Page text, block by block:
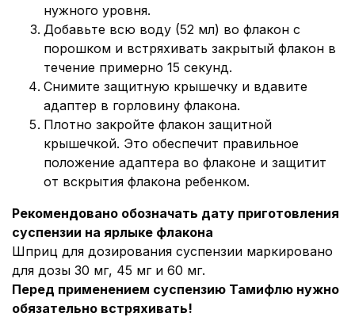
нужного уровня.
Добавьте всю воду (52 мл) во флакон с
порошком и встряхивать закрытый флакон в
течение примерно 15 секунд.
Снимите защитную крышечку и вдавите
адаптер в горловину флакона.
Плотно закройте флакон защитной
крышечкой. Это обеспечит правильное
положение адаптера во флаконе и защитит
от вскрытия флакона ребенком.
Рекомендовано обозначать дату приготовления
суспензии на ярлыке флакона
Шприц для дозирования суспензии маркировано
для дозы 30 мг, 45 мг и 60 мг.
Перед применением суспензию Тамифлю нужно
обязательно встряхивать!